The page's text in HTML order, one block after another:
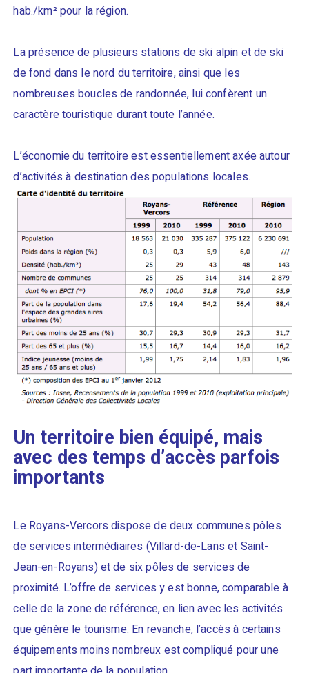
hab./km² pour la région.
La présence de plusieurs stations de ski alpin et de ski
de fond dans le nord du territoire, ainsi que les
nombreuses boucles de randonnée, lui confèrent un
caractère touristique durant toute l’année.
L’économie du territoire est essentiellement axée autour
d’activités à destination des populations locales.
Un territoire bien équipé, mais
avec des temps d’accès parfois
importants
Le Royans-Vercors dispose de deux communes pôles
de services intermédiaires (Villard-de-Lans et Saint-
Jean-en-Royans) et de six pôles de services de
proximité. L’offre de services y est bonne, comparable à
celle de la zone de référence, en lien avec les activités
que génère le tourisme. En revanche, l’accès à certains
équipements moins nombreux est compliqué pour une